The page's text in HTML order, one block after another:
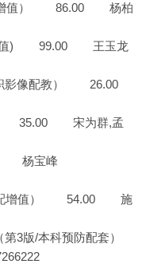
配增值） 86.00 杨柏
增值) 99.00 王玉龙
职影像配教） 26.00
） 35.00 宋为群,孟
杨宝峰
/配增值） 54.00 施
第3版/本科预防配套）